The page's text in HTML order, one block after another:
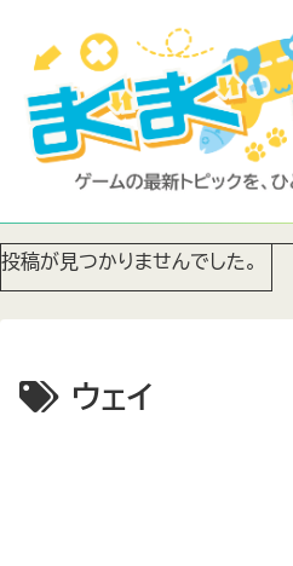
投稿が見つかりませんでした。
ウェイ